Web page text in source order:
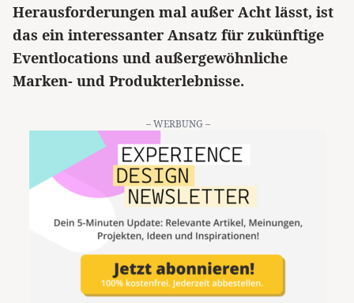
Herausforderungen mal außer Acht lässt, ist
das ein interessanter Ansatz für zukünftige
Eventlocations und außergewöhnliche
Marken- und Produkterlebnisse.
– WERBUNG –